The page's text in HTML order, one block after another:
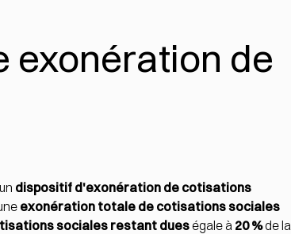
exonération de
dispositif d'exonération de cotisations
exonération totale de cotisations sociales
sociales restant dueségale à 20 %de la